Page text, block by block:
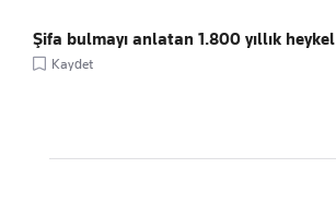
Şifa bulmayı anlatan 1.800 yıllık heykel
Kaydet